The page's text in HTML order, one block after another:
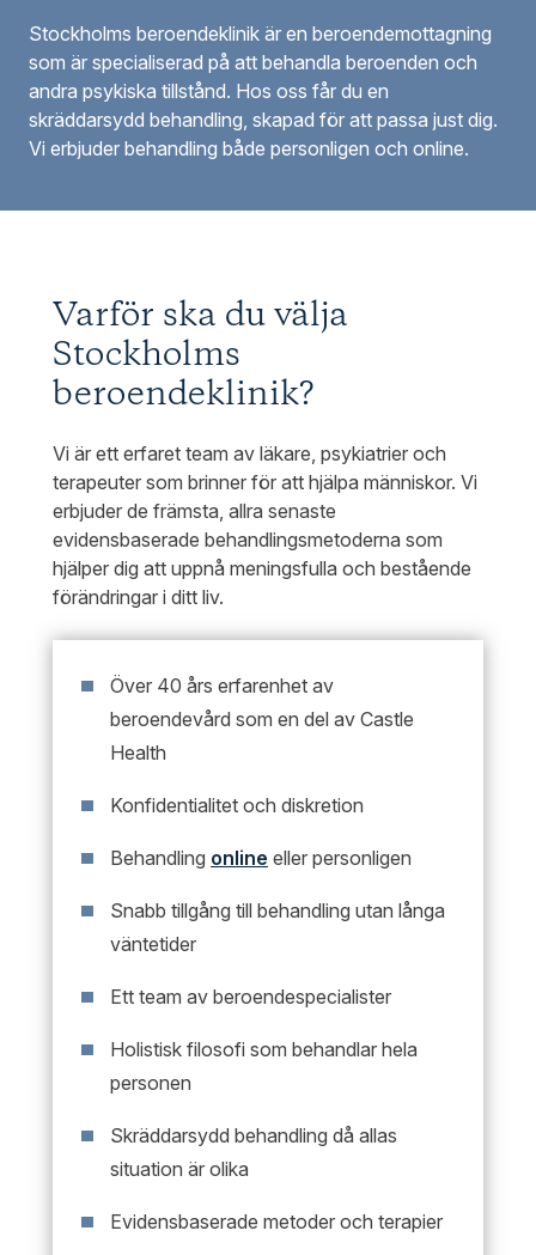
Stockholms beroendeklinik är en beroendemottagning
som är specialiserad på att behandla beroenden och
andra psykiska tillstånd. Hos oss får du en
skräddarsydd behandling, skapad för att passa just dig.
Vi erbjuder behandling både personligen och online.
Varför ska du välja
Stockholms
beroendeklinik?
Vi är ett erfaret team av läkare, psykiatrier och
terapeuter som brinner för att hjälpa människor. Vi
erbjuder de främsta, allra senaste
evidensbaserade behandlingsmetoderna som
hjälper dig att uppnå meningsfulla och bestående
förändringar i ditt liv.
Över 40 års erfarenhet av
beroendevård som en del av Castle
Health
Konfidentialitet och diskretion
Behandling online eller personligen
Snabb tillgång till behandling utan långa
väntetider
Ett team av beroendespecialister
Holistisk filosofi som behandlar hela
personen
Skräddarsydd behandling då allas
situation är olika
Evidensbaserade metoder och terapier